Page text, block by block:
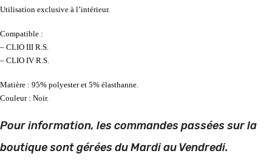
Utilisation exclusive à l’intérieur.
Compatible :
– CLIO III R.S.
– CLIO IV R.S.
Matière : 95% polyester et 5% élasthanne.
Couleur : Noir.
Pour information, les commandes passées surla
boutique sont gérées du Mardi au Vendredi.